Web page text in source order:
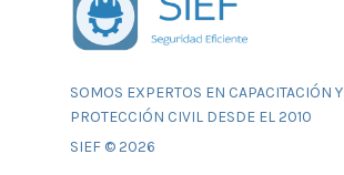
SOMOS EXPERTOS EN CAPACITACIÓN Y
PROTECCIÓN CIVIL DESDE EL 2010
SIEF © 2026